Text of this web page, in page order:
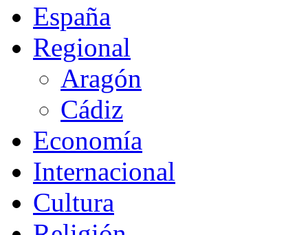
España
Regional
Aragón
Cádiz
Economía
Internacional
Cultura